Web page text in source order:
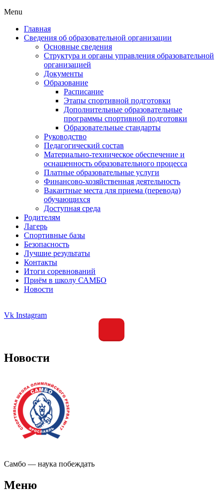
Menu
Главная
Сведения об образовательной организации
Основные сведения
Структура и органы управления образовательной
организацией
Документы
Образование
Расписание
Этапы спортивной подготовки
Дополнительные образовательные
программы спортивной подготовки
Образовательные стандарты
Руководство
Педагогический состав
Материально-техническое обеспечение и
оснащенность образовательного процесса
Платные образовательные услуги
Финансово-хозяйственная деятельность
Вакантные места для приема (перевода)
обучающихся
Доступная среда
Родителям
Лагерь
Спортивные базы
Безопасность
Лучшие результаты
Контакты
Итоги соревнований
Приём в школу САМБО
Новости
Vk Instagram
Новости
Самбо — наука побеждать
Меню